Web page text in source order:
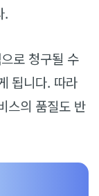
.
로 청구될 수
됩니다. 따라
스의 품질도 반